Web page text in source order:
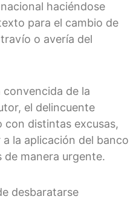
haciéndose
para el cambio de
o avería del
convencida de la
el delincuente
con distintas excusas,
la aplicación del banco
de manera urgente.
desbaratarse